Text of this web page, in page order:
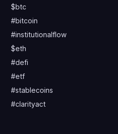
$btc
#bitcoin
#institutionalflow
$eth
#defi
#etf
#stablecoins
#clarityact